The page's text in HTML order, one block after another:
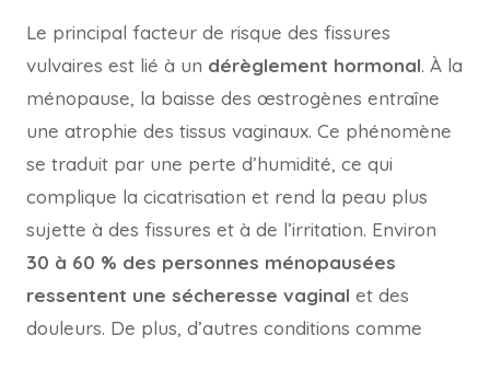
Le principal facteur de risque des fissures
vulvaires est lié à un dérèglement hormonal. À la
ménopause, la baisse des œstrogènes entraîne
une atrophie des tissus vaginaux. Ce phénomène
se traduit par une perte d’humidité, ce qui
complique la cicatrisation et rend la peau plus
sujette à des fissures et à de l’irritation. Environ
30 à 60 % des personnes ménopausées
ressentent une sécheresse vaginal et des
douleurs. De plus, d’autres conditions comme